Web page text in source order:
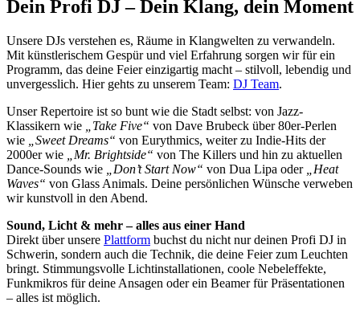
Dein Profi DJ – Dein Klang, dein Moment
Unsere DJs verstehen es, Räume in Klangwelten zu verwandeln.
Mit künstlerischem Gespür und viel Erfahrung sorgen wir für ein
Programm, das deine Feier einzigartig macht – stilvoll, lebendig und
unvergesslich. Hier gehts zu unserem Team: DJ Team.
Unser Repertoire ist so bunt wie die Stadt selbst: von Jazz-
Klassikern wie
„Take Five“ von Dave Brubeck über 80er-Perlen
wie
„Sweet Dreams“ von Eurythmics, weiter zu Indie-Hits der
2000er wie
„Mr. Brightside“ von The Killers und hin zu aktuellen
Dance-Sounds wie
„Don’t Start Now“ von Dua Lipa oder
„Heat
Waves“ von Glass Animals. Deine persönlichen Wünsche verweben
wir kunstvoll in den Abend.
Sound, Licht & mehr – alles aus einer Hand
Direkt über unsere Plattform buchst du nicht nur deinen Profi DJ in
Schwerin, sondern auch die Technik, die deine Feier zum Leuchten
bringt. Stimmungsvolle Lichtinstallationen, coole Nebeleffekte,
Funkmikros für deine Ansagen oder ein Beamer für Präsentationen
– alles ist möglich.